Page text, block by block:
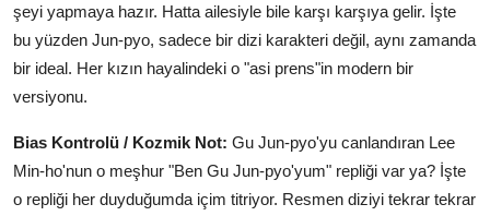
şeyi yapmaya hazır. Hatta ailesiyle bile karşı karşıya gelir. İşte
bu yüzden Jun-pyo, sadece bir dizi karakteri değil, aynı zamanda
bir ideal. Her kızın hayalindeki o "asi prens"in modern bir
versiyonu.
Bias Kontrolü / Kozmik Not: Gu Jun-pyo'yu canlandıran Lee
Min-ho'nun o meşhur "Ben Gu Jun-pyo'yum" repliği var ya? İşte
o repliği her duyduğumda içim titriyor. Resmen diziyi tekrar tekrar